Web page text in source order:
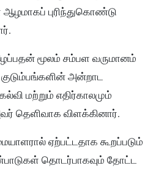
புரிந்துகொண்டு
மூலம் சம்பள வருமானம்
அன்றாட
மற்றும் எதிர்காலமும்
தெளிவாக விளக்கினார்.
ஏற்பட்டதாக கூறப்படும்
தொடர்பாகவும் தோட்ட